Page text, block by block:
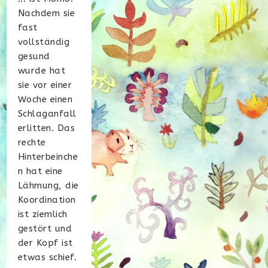
Nachdem sie
fast
vollständig
gesund
wurde hat
sie vor einer
Woche einen
Schlaganfall
erlitten. Das
rechte
Hinterbeinche
n hat eine
Lähmung, die
Koordination
ist ziemlich
gestört und
der Kopf ist
etwas schief.